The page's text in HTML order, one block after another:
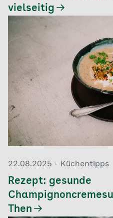
vielseitig
22.08.2025 - Küchentipps
Rezept: gesunde
Then